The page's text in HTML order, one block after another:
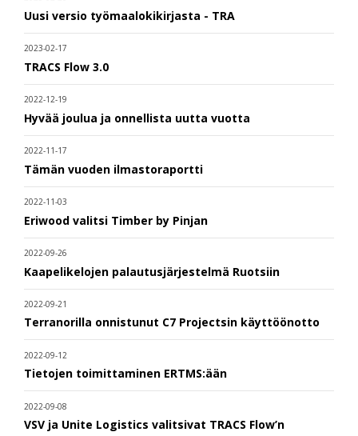
Uusi versio työmaalokikirjasta - TRA
2023-02-17
TRACS Flow 3.0
2022-12-19
Hyvää joulua ja onnellista uutta vuotta
2022-11-17
Tämän vuoden ilmastoraportti
2022-11-03
Eriwood valitsi Timber by Pinjan
2022-09-26
Kaapelikelojen palautusjärjestelmä Ruotsiin
2022-09-21
Terranorilla onnistunut C7 Projectsin käyttöönotto
2022-09-12
Tietojen toimittaminen ERTMS:ään
2022-09-08
VSV ja Unite Logistics valitsivat TRACS Flow’n